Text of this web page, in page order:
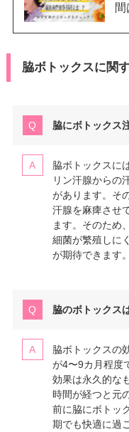
間
脇ボトックスに関
脇にボトックス
脇ボトックスに
リン汗腺からの
があります。そ
汗腺を麻痺させ
ます。そのため
細菌が繁殖しに
が期待できます。
脇のボトックス
脇ボトックスの
が4〜9カ月程度
効果は永久的な
時間が経つと元
前に脇にボトッ
期でも快適に過